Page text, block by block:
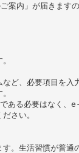
案内」が届きますの
ど、必要項目を入
ある必要はなく、
さい。
。生活習慣が普通